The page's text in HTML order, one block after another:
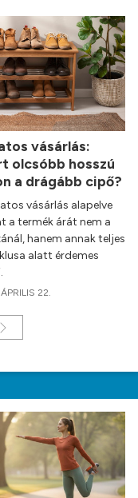
vásárlás:
olcsóbb hosszú
a drágább cipő?
vásárlás alapelve
a termék árát nem a
hanem annak teljes
alatt érdemes
22.